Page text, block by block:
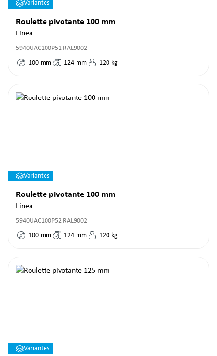
Variantes
Roulette pivotante 100 mm
Linea
5940UAC100P51 RAL9002
100 mm 124 mm 120 kg
Variantes
Roulette pivotante 100 mm
Linea
5940UAC100P52 RAL9002
100 mm 124 mm 120 kg
Variantes